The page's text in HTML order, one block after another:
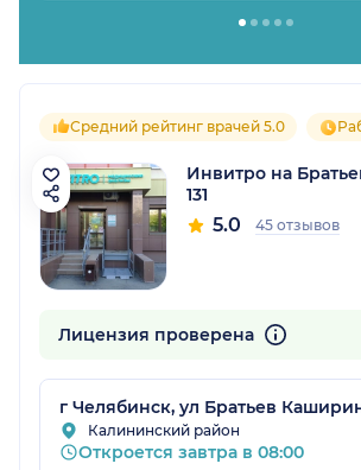
Средний рейтинг врачей 5.0
Инвитро на
131
5.0 45 отзывов
Лицензия проверена
г Челябинск, ул Братьев
Калининский район
Откроется завтра в 08:00